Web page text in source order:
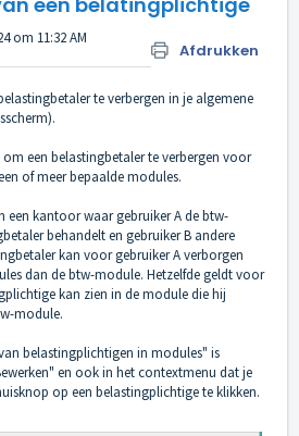
Afdrukken
om 11:32 AM
te verbergen in je algemene
om een belastingbetaler te verbergen voor
of meer bepaalde modules.
een kantoor waar gebruiker A de btw-
behandelt en gebruiker B andere
kan voor gebruiker A verborgen
dan de btw-module. Hetzelfde geldt voor
kan zien in de module die hij
module.
belastingplichtigen in modules" is
en ook in het contextmenu dat je
op een belastingplichtige te klikken.